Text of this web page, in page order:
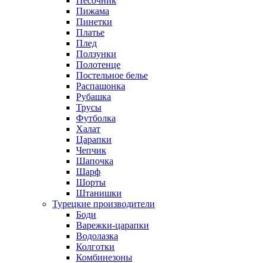
Пижама
Пинетки
Платье
Плед
Ползунки
Полотенце
Постельное белье
Распашонка
Рубашка
Трусы
Футболка
Халат
Царапки
Чепчик
Шапочка
Шарф
Шорты
Штанишки
Турецкие производители
Боди
Варежки-царапки
Водолазка
Колготки
Комбинезоны